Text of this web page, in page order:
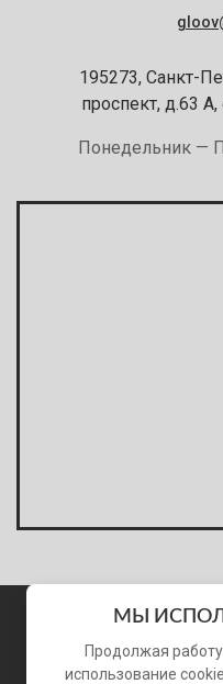
195273, Санкт-
проспект, д.63
Понедельник —
МЫ
Продолжая
использование